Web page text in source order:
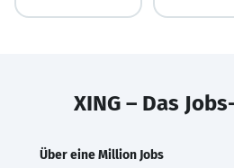
XING – Das
Über eine Million Jobs